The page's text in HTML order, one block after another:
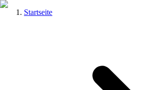
Startseite